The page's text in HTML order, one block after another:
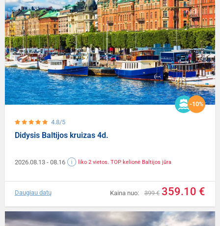
4.8/5
-10%
Didysis Baltijos kruizas 4d.
2026.08.13 - 08.16 liko 2 vietos. TOP kelionė Baltijos jūra
Kaina nuo: 399 € 359.10 €
Daugiau datų